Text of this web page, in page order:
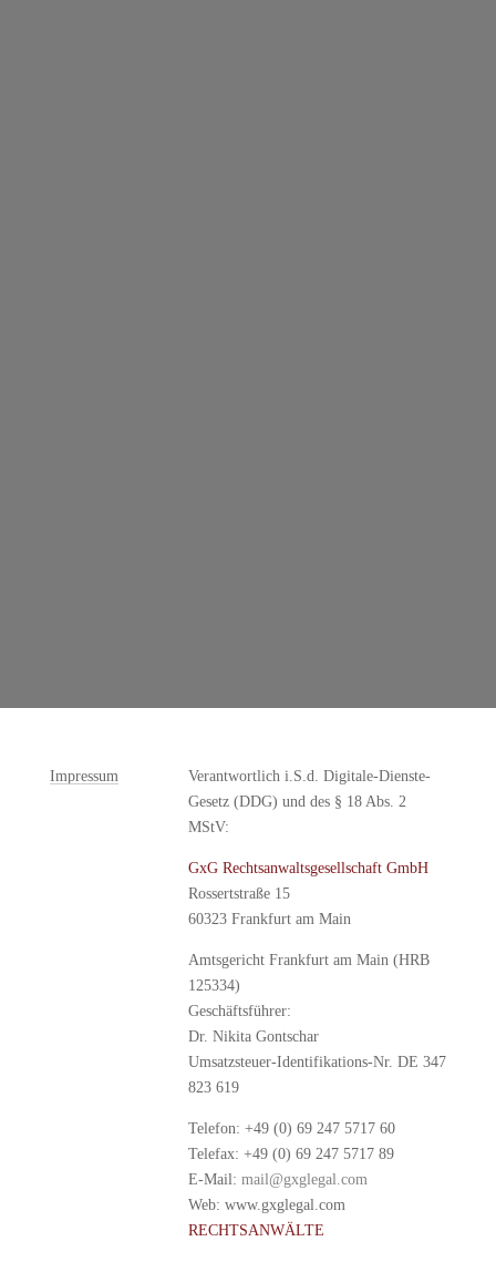
Impressum
Verantwortlich i.S.d. Digitale-Dienste-
Gesetz (DDG) und des § 18 Abs. 2
MStV:
GxG Rechtsanwaltsgesellschaft GmbH
Rossertstraße 15
60323 Frankfurt am Main
Amtsgericht Frankfurt am Main (HRB
125334)
Geschäftsführer:
Dr. Nikita Gontschar
Umsatzsteuer-Identifikations-Nr. DE 347
823 619
Telefon: +49 (0) 69 247 5717 60
Telefax: +49 (0) 69 247 5717 89
E-Mail:mail@gxglegal.com
Web: www.gxglegal.com
RECHTSANWÄLTE